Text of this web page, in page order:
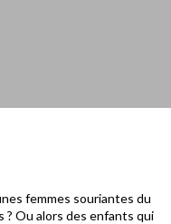
femmes souriantes du
? Ou alors des enfants qui